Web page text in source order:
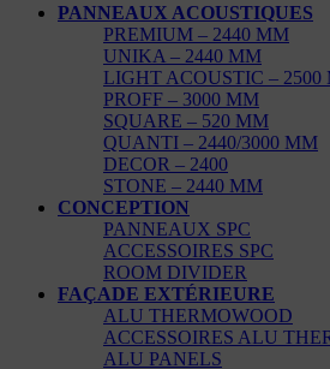
PANNEAUX ACOUSTIQUES
PREMIUM – 2440 MM
UNIKA – 2440 MM
LIGHT ACOUSTIC – 2500
PROFF – 3000 MM
SQUARE – 520 MM
QUANTI – 2440/3000 MM
DECOR – 2400
STONE – 2440 MM
CONCEPTION
PANNEAUX SPC
ACCESSOIRES SPC
ROOM DIVIDER
FAÇADE EXTÉRIEURE
ALU THERMOWOOD
ACCESSOIRES ALU
ALU PANELS